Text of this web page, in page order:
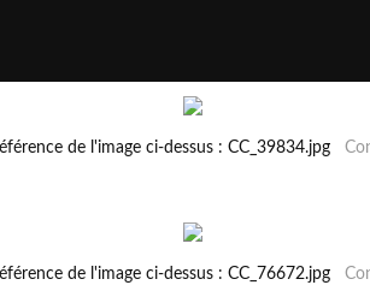
de l'image ci-dessus : CC_39834.jpg
de l'image ci-dessus : CC_76672.jpg